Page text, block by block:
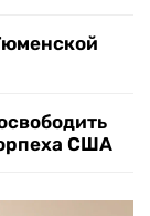
США